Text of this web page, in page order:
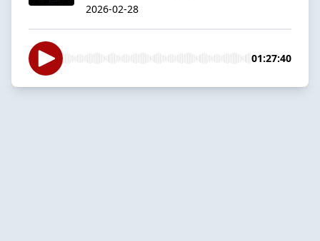
2026-02-28
01:27:40